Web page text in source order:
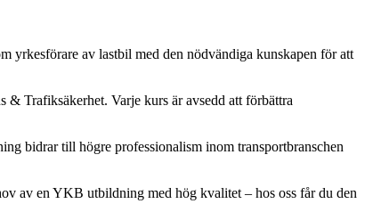
av lastbil med den nödvändiga kunskapen för att
Trafiksäkerhet. Varje kurs är avsedd att förbättra
bidrar till högre professionalism inom transportbranschen
av en YKB utbildning med hög kvalitet – hos oss får du den